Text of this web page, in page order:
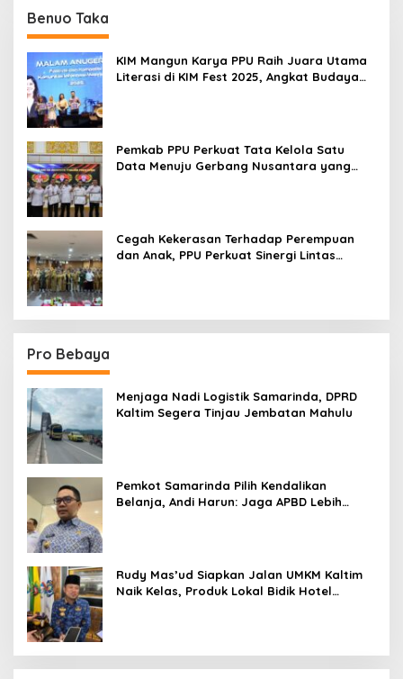
Benuo Taka
KIM Mangun Karya PPU Raih Juara Utama
Literasi di KIM Fest 2025, Angkat Budaya
Pemkab PPU Perkuat Tata Kelola Satu
Data Menuju Gerbang Nusantara yang
Cegah Kekerasan Terhadap Perempuan
dan Anak, PPU Perkuat Sinergi Lintas
Pro Bebaya
Menjaga Nadi Logistik Samarinda, DPRD
Kaltim Segera Tinjau Jembatan Mahulu
Pemkot Samarinda Pilih Kendalikan
Belanja, Andi Harun: Jaga APBD Lebih
Rudy Mas’ud Siapkan Jalan UMKM Kaltim
Naik Kelas, Produk Lokal Bidik Hotel